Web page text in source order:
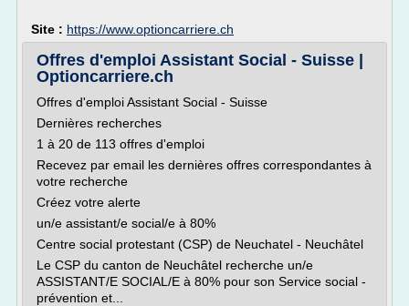
Site : https://www.optioncarriere.ch
Offres d'emploi Assistant Social - Suisse |
Optioncarriere.ch
Offres d'emploi Assistant Social - Suisse
Dernières recherches
1 à 20 de 113 offres d'emploi
Recevez par email les dernières offres correspondantes à
votre recherche
Créez votre alerte
un/e assistant/e social/e à 80%
Centre social protestant (CSP) de Neuchatel - Neuchâtel
Le CSP du canton de Neuchâtel recherche un/e
ASSISTANT/E SOCIAL/E à 80% pour son Service social -
prévention et...